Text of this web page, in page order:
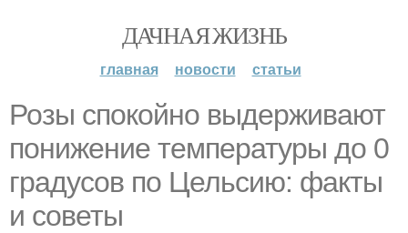
ДАЧНАЯ ЖИЗНЬ
главная новости статьи
Розы спокойно выдерживают
понижение температуры до 0
градусов по Цельсию: факты
и советы